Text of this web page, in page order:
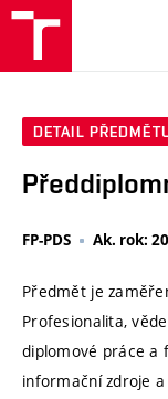
DETAIL
FP-PDS Ak. rok:
Předmět je
Profesionalita,
diplomové práce a
informační zdroje